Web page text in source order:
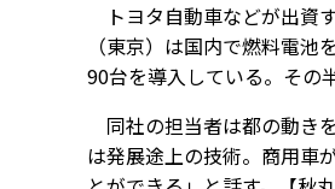
トヨタ自動車などが出資
（東京）は国内で燃料電
90台を導入している。その
同社の担当者は都の動き
は発展途上の技術。商用車